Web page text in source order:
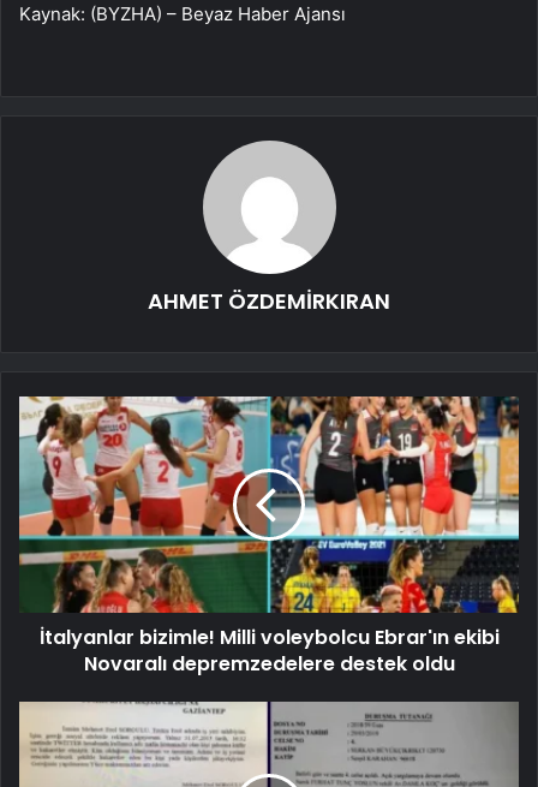
Kaynak: (BYZHA) – Beyaz Haber Ajansı
AHMET ÖZDEMİRKIRAN
İtalyanlar bizimle! Milli voleybolcu Ebrar'ın ekibi
Novaralı depremzedelere destek oldu